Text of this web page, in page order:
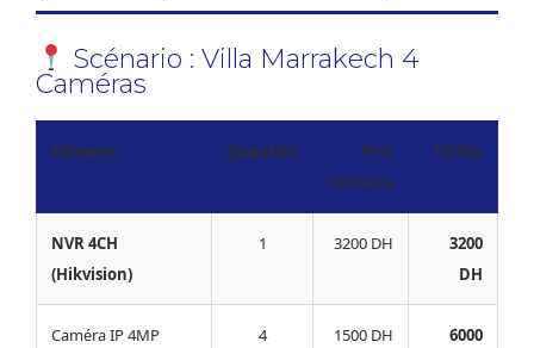
Scénario : Villa Marrakech 4
Caméras
Élément Quantité
Prix
Unitaire
TOTAL
NVR 4CH
(Hikvision)
1 3200 DH
3200
DH
Caméra IP 4MP
4 1500 DH
6000